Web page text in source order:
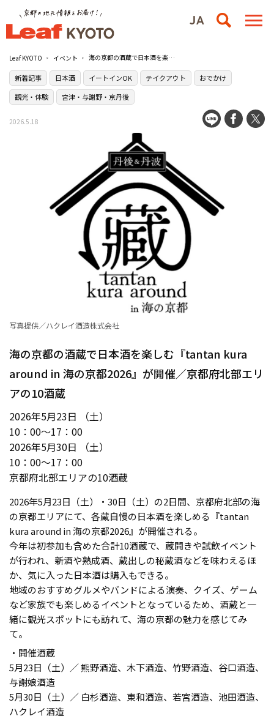
Leaf KYOTO イベント 海の京都の酒蔵で日本酒を楽しむ『tantan kura around in 海の京都2026』が開催／京都府北部エリアの10酒蔵
新着記事 日本酒 イートインOK テイクアウト
おでかけ
観光・体験
宮津・与謝野・京丹後
2026.5.18
写真提供／ハクレイ酒造株式会社
海の京都の酒蔵で日本酒を楽しむ『tantan kura
around in 海の京都2026』が開催／京都府北部エリ
アの10酒蔵
2026年5月23日 （土）
10：00〜17：00
2026年5月30日 （土）
10：00〜17：00
京都府北部エリアの10酒蔵
2026年5月23日（土）・30日（土）の2日間、京都府北部の海
の京都エリアにて、各蔵自慢の日本酒を楽しめる『tantan
kura around in 海の京都2026』が開催される。
今年は初参加も含めた合計10酒蔵で、蔵開きや試飲イベント
が行われ、新酒や熟成酒、蔵出しの秘蔵酒などを味わえるほ
か、気に入った日本酒は購入もできる。
地域のおすすめグルメやバンドによる演奏、クイズ、ゲーム
など家族でも楽しめるイベントとなっているため、酒蔵と一
緒に観光スポットにも訪れて、海の京都の魅力を感じてみ
て。
・開催酒蔵
5月23日（土）／ 熊野酒造、木下酒造、竹野酒造、谷口酒造、
与謝娘酒造
5月30日（土）／ 白杉酒造、東和酒造、若宮酒造、池田酒造、
ハクレイ酒造